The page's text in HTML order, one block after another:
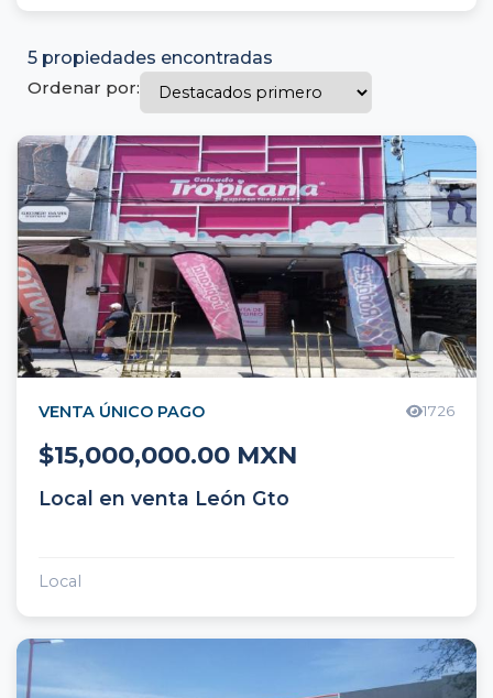
5 propiedades encontradas
Ordenar por:
VENTA ÚNICO PAGO 1726
$15,000,000.00 MXN
Local en venta León Gto
Local